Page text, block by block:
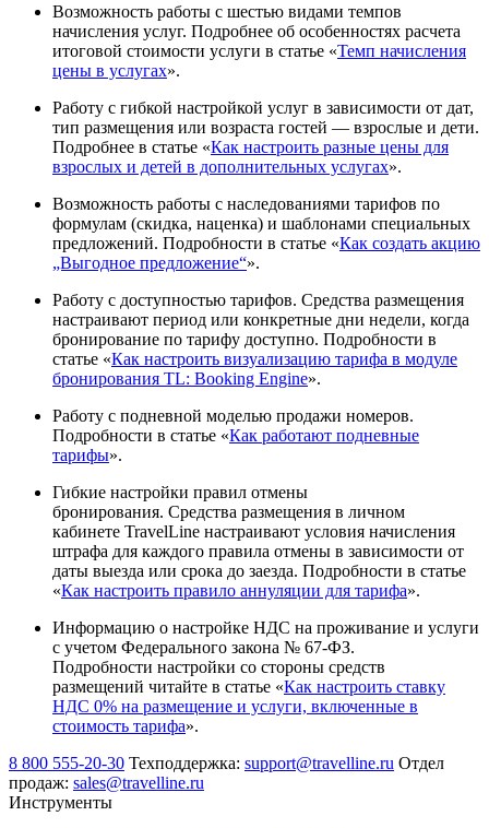
Возможность работы с шестью видами темпов
начисления услуг. Подробнее об особенностях расчета
итоговой стоимости услуги в статье «Темп начисления
цены в услугах».
Работу с гибкой настройкой услуг в зависимости от дат,
тип размещения или возраста гостей — взрослые и дети.
Подробнее в статье «Как настроить разные цены для
взрослых и детей в дополнительных услугах».
Возможность работы с наследованиями тарифов по
формулам (скидка, наценка) и шаблонами специальных
предложений. Подробности в статье «Как создать акцию
„Выгодное предложение“».
Работу с доступностью тарифов. Средства размещения
настраивают период или конкретные дни недели, когда
бронирование по тарифу доступно. Подробности в
статье «Как настроить визуализацию тарифа в модуле
бронирования TL: Booking Engine».
Работу с подневной моделью продажи номеров.
Подробности в статье «Как работают подневные
тарифы».
Гибкие настройки правил отмены
бронирования. Средства размещения в личном
кабинете TravelLine настраивают условия начисления
штрафа для каждого правила отмены в зависимости от
даты выезда или срока до заезда. Подробности в статье
«Как настроить правило аннуляции для тарифа».
Информацию о настройке НДС на проживание и услуги
с учетом Федерального закона № 67-ФЗ.
Подробности настройки со стороны средств
размещений читайте в статье «Как настроить ставку
НДС 0% на размещение и услуги, включенные в
стоимость тарифа».
8 800 555-20-30 Техподдержка: support@travelline.ru Отдел
продаж: sales@travelline.ru
Инструменты